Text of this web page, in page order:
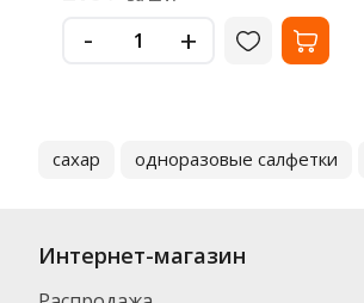
- +
сахар одноразовые салфетки
Интернет-магазин